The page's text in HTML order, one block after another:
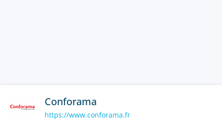
Conforama
https://www.conforama.fr